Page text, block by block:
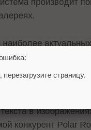
в интернет,
часть
вместо
и поиска
в
конкурент Polar
страницу.